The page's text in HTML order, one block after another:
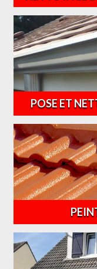
POSE ET